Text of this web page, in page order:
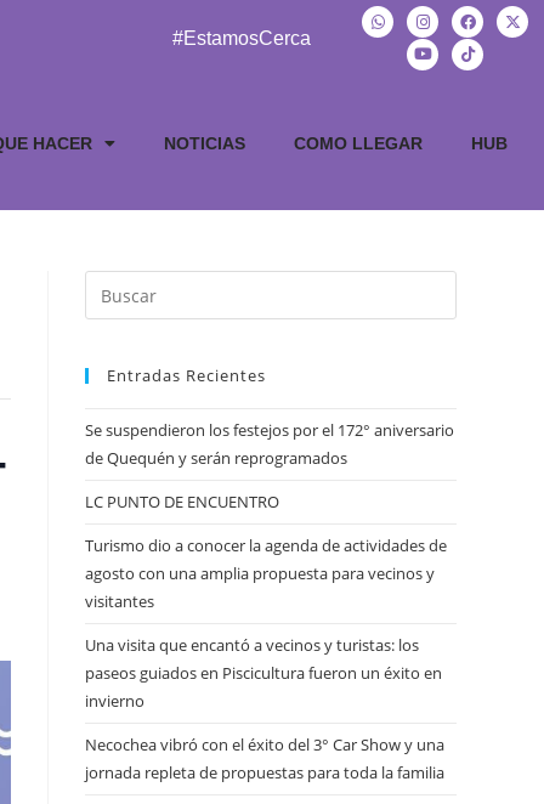
#EstamosCerca
HACER NOTICIAS COMO LLEGAR HUB
Entradas Recientes
Se suspendieron los festejos por el 172° aniversario
de Quequén y serán reprogramados
LC PUNTO DE ENCUENTRO
Turismo dio a conocer la agenda de actividades de
agosto con una amplia propuesta para vecinos y
visitantes
Una visita que encantó a vecinos y turistas: los
paseos guiados en Piscicultura fueron un éxito en
invierno
Necochea vibró con el éxito del 3° Car Show y una
jornada repleta de propuestas para toda la familia